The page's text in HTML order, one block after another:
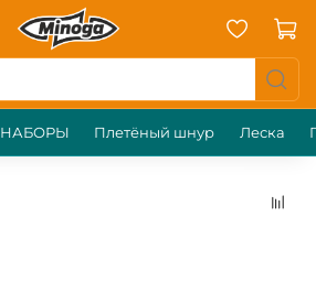
НАБОРЫ Плетёный шнур Леска